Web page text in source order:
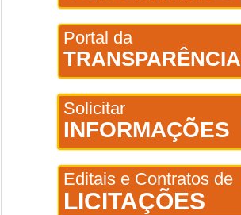
Portal da
TRANSPARÊNCIA
Solicitar
INFORMAÇÕES
Editais e Contratos de
LICITAÇÕES